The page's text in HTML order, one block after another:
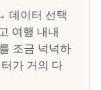
데이터 선택
여행 내내
조금 넉넉하
가 거의 다